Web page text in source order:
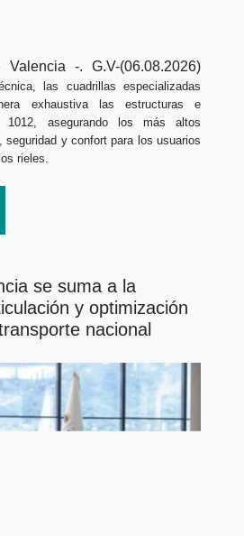
Valencia -. G.V-(06.08.2026)
las cuadrillas especializadas
exhaustiva las estructuras e
1012, asegurando los más altos
seguridad y confort para los usuarios
rieles.
se suma a la
y optimización
nacional